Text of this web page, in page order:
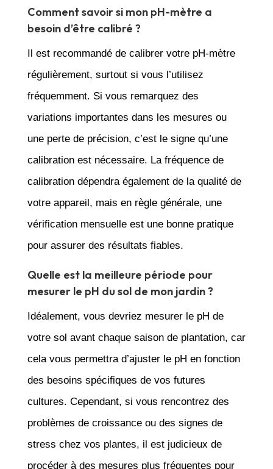
Comment savoir si mon pH-mètre a
besoin d’être calibré ?
Il est recommandé de calibrer votre pH-mètre
régulièrement, surtout si vous l’utilisez
fréquemment. Si vous remarquez des
variations importantes dans les mesures ou
une perte de précision, c’est le signe qu’une
calibration est nécessaire. La fréquence de
calibration dépendra également de la qualité de
votre appareil, mais en règle générale, une
vérification mensuelle est une bonne pratique
pour assurer des résultats fiables.
Quelle est la meilleure période pour
mesurer le pH du sol de mon jardin ?
Idéalement, vous devriez mesurer le pH de
votre sol avant chaque saison de plantation, car
cela vous permettra d’ajuster le pH en fonction
des besoins spécifiques de vos futures
cultures. Cependant, si vous rencontrez des
problèmes de croissance ou des signes de
stress chez vos plantes, il est judicieux de
procéder à des mesures plus fréquentes pour